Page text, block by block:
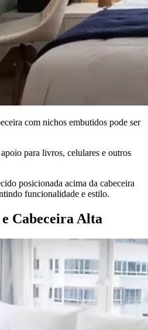
com nichos embutidos pode ser
para livros, celulares e outros
posicionada acima da cabeceira
funcionalidade e estilo.
Cabeceira Alta